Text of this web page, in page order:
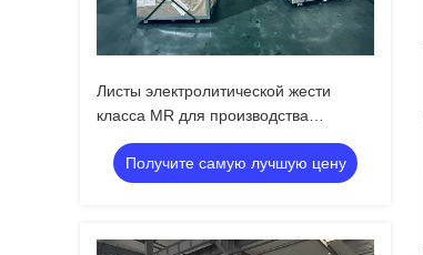
Листы электролитической жести
класса MR для производства
консервных банок
Получите самую лучшую цену